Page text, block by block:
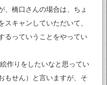
、橋口さんの場合は、ちょ
スキャンしていただいて、
るっていうことをやってい
作りをしたいなと思ってい
せん）と言いますが、そ